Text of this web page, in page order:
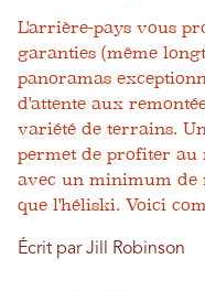
L'arrière-pays vous
garanties (même
panoramas
d'attente aux
variété de terrains.
permet de profiter au
avec un minimum de
que l'héliski. Voici
Écrit par Jill Robinson